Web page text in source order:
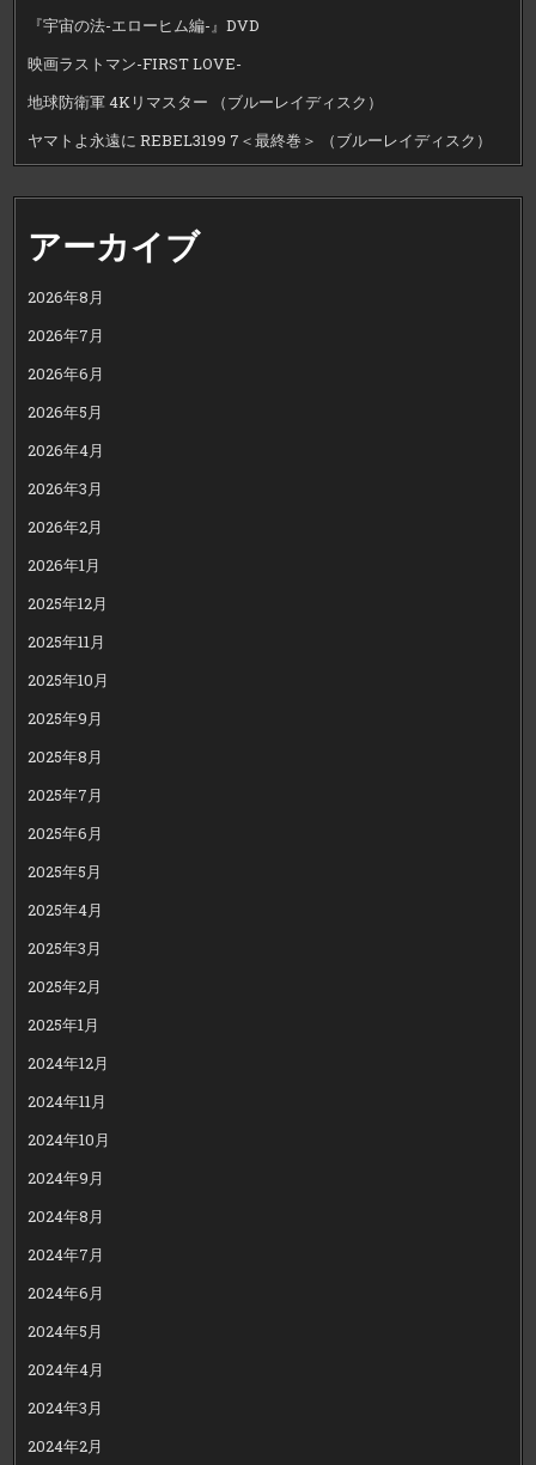
『宇宙の法-エローヒム編-』DVD
映画ラストマン-FIRST LOVE-
地球防衛軍 4Kリマスター （ブルーレイディスク）
ヤマトよ永遠に REBEL3199 7＜最終巻＞ （ブルーレイディスク）
アーカイブ
2026年8月
2026年7月
2026年6月
2026年5月
2026年4月
2026年3月
2026年2月
2026年1月
2025年12月
2025年11月
2025年10月
2025年9月
2025年8月
2025年7月
2025年6月
2025年5月
2025年4月
2025年3月
2025年2月
2025年1月
2024年12月
2024年11月
2024年10月
2024年9月
2024年8月
2024年7月
2024年6月
2024年5月
2024年4月
2024年3月
2024年2月